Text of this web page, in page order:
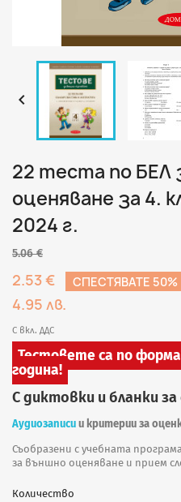

22 теста по БЕЛ
оценяване за 4.
2024 г.
5.06 €
2.53 € СПЕСТЯВАТЕ 50%
4.95 лв.
С вкл. ДДС
Тестовете са по
година!
С диктовки и бланки
Аудиозаписи и критерии за
Съобразени с учебната
за външно оценяване и прием
Количество